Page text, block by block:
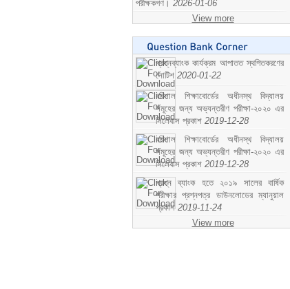
পরীক্ষকগণ। 2026-01-06
View more
প্রশ্নব্যাংক কার্যক্রম আপাতত স্থগিতকরণের
নোটিশ 2020-01-22
বরিশাল শিক্ষাবোর্ডের অধীনস্থ বিদ্যালয়
সমূহের জন্য অভ্যন্তরীণ পরীক্ষা-২০২০ এর
সিলেবাস প্রকাশ 2019-12-28
বরিশাল শিক্ষাবোর্ডের অধীনস্থ বিদ্যালয়
সমূহের জন্য অভ্যন্তরীণ পরীক্ষা-২০২০ এর
সিলেবাস প্রকাশ 2019-12-28
প্রশ্ন ব্যাংক হতে ২০১৯ সালের বার্ষিক
পরীক্ষার প্রশ্নপত্র ডাউনলোডের ম্যানুয়াল
প্রকাশ 2019-11-24
View more